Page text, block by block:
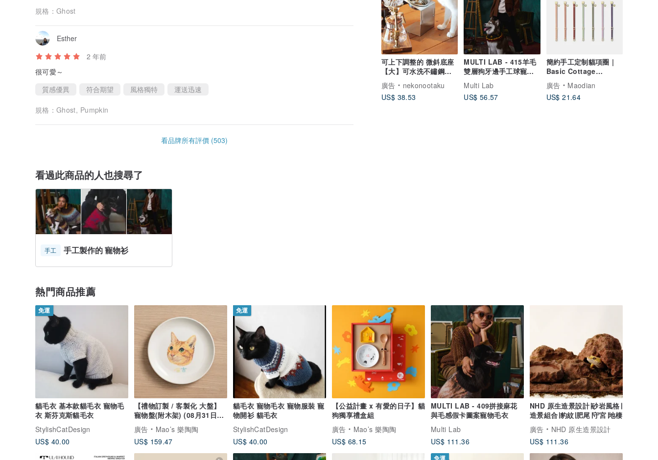
可上下調整的 微斜底座
【大】可水洗不鏽鋼飼
料架
廣告
nekonootaku
US$ 38.53
MULTI LAB - 415羊毛
雙層狗牙邊手工球寵物
Multi Lab
US$ 56.57
簡約手工定制貓項圈 |
Basic Cottage
Collection
廣告
Maodian
US$ 21.64
規格：Ghost
Esther
2 年前
很可愛～
質感優異
符合期望 風格獨特 運送迅速
規格：Ghost, Pumpkin
看品牌所有評價 (503)
看過此商品的人也搜尋了
手工 手工製作的 寵物衫
熱門商品推薦
免運
貓毛衣 基本款貓毛衣 寵物毛
衣 斯芬克斯貓毛衣
StylishCatDesign
US$ 40.00
【禮物訂製 / 客製化 大盤】
寵物盤(附木架) (08月31日出
貨) 禮物
廣告
Mao’s 樂陶陶
US$ 159.47
免運
貓毛衣 寵物毛衣 寵物服裝 寵
物開衫 貓毛衣
StylishCatDesign
US$ 40.00
【公益計畫 x 有愛的日子】貓
狗獨享禮盒組
廣告
Mao’s 樂陶陶
US$ 68.15
MULTI LAB - 409拼接麻花
與毛感假卡圖案寵物毛衣
Multi Lab
US$ 111.36
NHD 原生造景設計∣砂岩風格∣
造景組合∣豹紋∣肥尾∣守宮∣地棲
廣告
NHD 原生造景設計
US$ 111.36
免運